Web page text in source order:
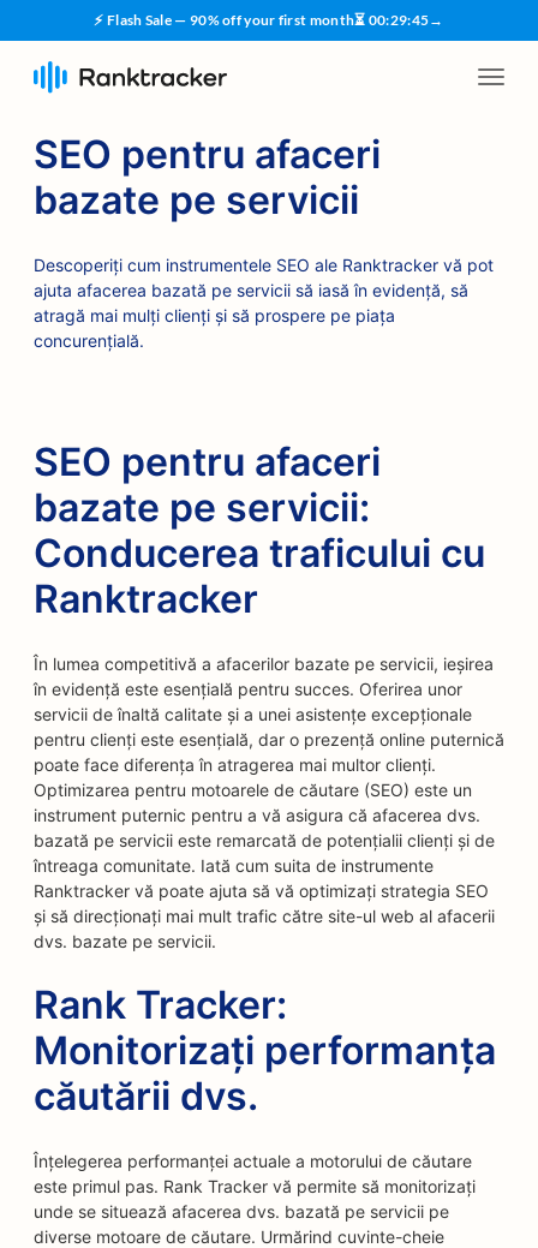
⚡ Flash Sale — 90% off your first month⏳ 00:29:45→
SEO pentru afaceri
bazate pe servicii
Descoperiți cum instrumentele SEO ale Ranktracker vă pot
ajuta afacerea bazată pe servicii să iasă în evidență, să
atragă mai mulți clienți și să prospere pe piața
concurențială.
SEO pentru afaceri
bazate pe servicii:
Conducerea traficului cu
Ranktracker
În lumea competitivă a afacerilor bazate pe servicii, ieșirea
în evidență este esențială pentru succes. Oferirea unor
servicii de înaltă calitate și a unei asistențe excepționale
pentru clienți este esențială, dar o prezență online puternică
poate face diferența în atragerea mai multor clienți.
Optimizarea pentru motoarele de căutare (SEO) este un
instrument puternic pentru a vă asigura că afacerea dvs.
bazată pe servicii este remarcată de potențialii clienți și de
întreaga comunitate. Iată cum suita de instrumente
Ranktracker vă poate ajuta să vă optimizați strategia SEO
și să direcționați mai mult trafic către site-ul web al afacerii
dvs. bazate pe servicii.
Rank Tracker:
Monitorizați performanța
căutării dvs.
Înțelegerea performanței actuale a motorului de căutare
este primul pas. Rank Tracker vă permite să monitorizați
unde se situează afacerea dvs. bazată pe servicii pe
diverse motoare de căutare. Urmărind cuvinte-cheie